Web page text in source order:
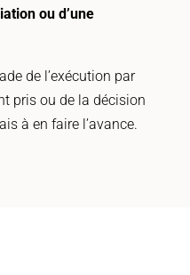
ou d’une
de l’exécution par
pris ou de la décision
à en faire l’avance.